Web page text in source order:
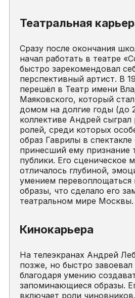
Театральная
Сразу после окончания
начал работать в театре
быстро зарекомендовал
перспективный артист. В
перешёл в Театр имени
Маяковского, который
домом на долгие годы (до
коллективе Андрей сыграл
ролей, среди которых
образ Гаврилы в
принесший ему признание
публики. Его сценическое
отличалось глубиной,
умением перевоплощаться
образы, что сделало его
театральном мире Москвы.
Кинокарьера
На телеэкранах Андрей
позже, но быстро завоевал
благодаря умению
запоминающиеся образы.
включает роли